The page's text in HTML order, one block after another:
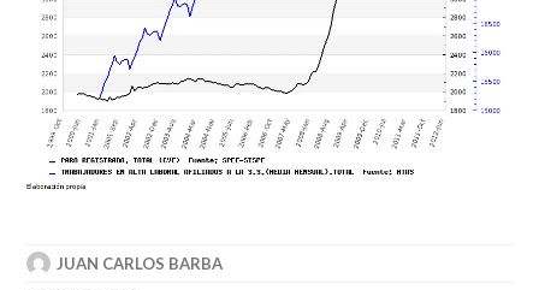
JUAN CARLOS BARBA